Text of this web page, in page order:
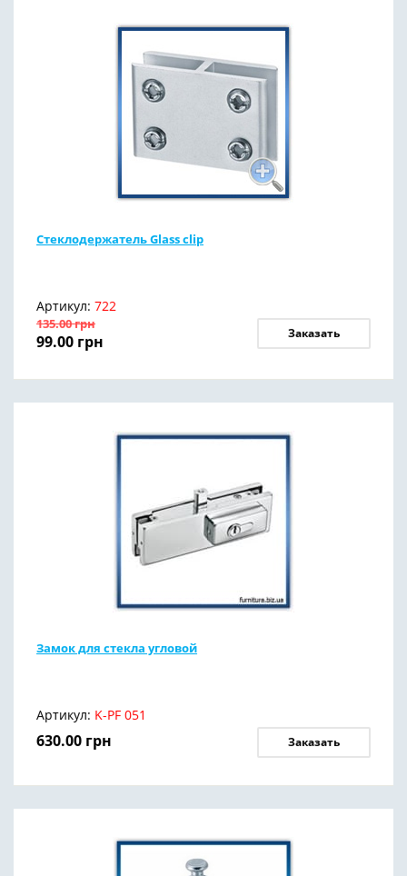
Стеклодержатель Glass clip
Артикул: 722
135.00грн
99.00 грн Заказать
Замок для стекла угловой
Артикул: K-PF 051
630.00 грн Заказать